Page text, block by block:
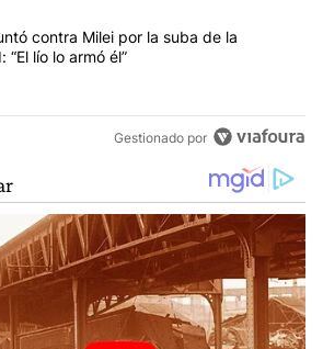
con el título "Kicillof apuntó contra Milei
contra Milei por la suba de la
“El lío lo armó él”
Gestionado por